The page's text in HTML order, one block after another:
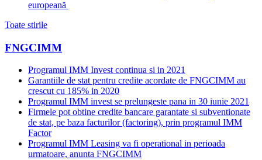
europeană
Toate stirile
FNGCIMM
Programul IMM Invest continua si in 2021
Garantiile de stat pentru credite acordate de FNGCIMM au
crescut cu 185% in 2020
Programul IMM invest se prelungeste pana in 30 iunie 2021
Firmele pot obtine credite bancare garantate si subventionate
de stat, pe baza facturilor (factoring), prin programul IMM
Factor
Programul IMM Leasing va fi operational in perioada
urmatoare, anunta FNGCIMM